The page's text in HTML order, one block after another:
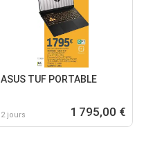
ASUS TUF PORTABLE
2 jours 1 795,00 €